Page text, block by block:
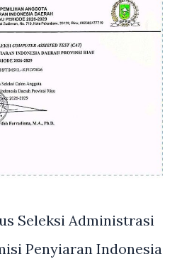
Seleksi Administrasi
Penyiaran Indonesia